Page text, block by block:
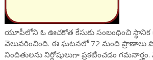
యూపీలోని ఓ ఊచకోత కేసుకు సంబంధించి స్థానిక
వెలువరించింది. ఈ ఘటనలో 72 మంది ప్రాణాలు
నిందితులను నిర్దోషులుగా ప్రకటించడం